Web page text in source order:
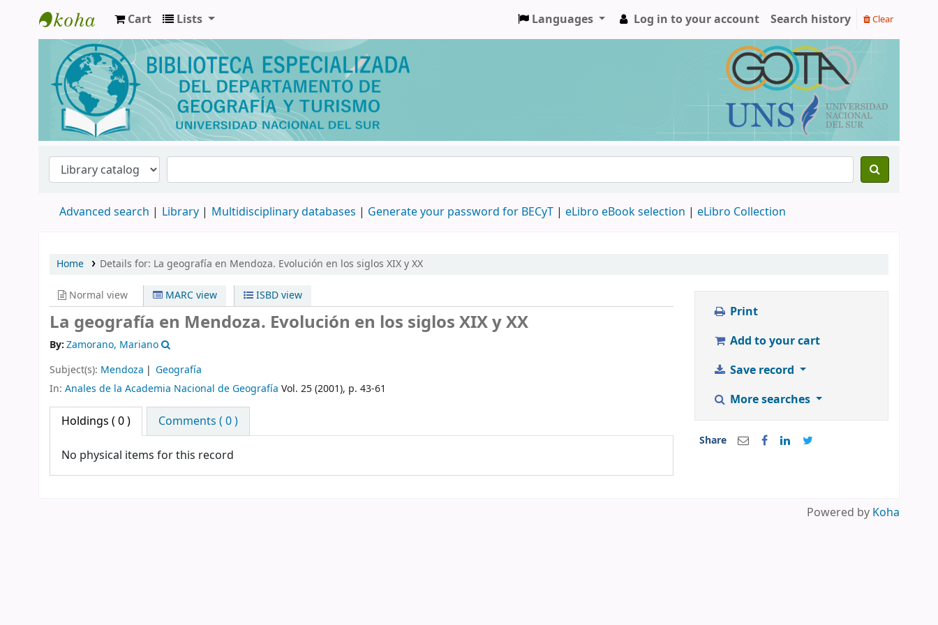
Biblioteca de Geografía y Turismo
Cart Lists Languages Log in to your account Search history Clear
Advanced search Library Multidisciplinary databases | Generate your password for BECyT | eLibro eBook selection | eLibro Collection
Home Details for: La geografía en Mendoza. Evolución en los siglos XIX y XX
Normal view MARC view ISBD view
La geografía en Mendoza. Evolución en los siglos XIX y XX
By:Zamorano, Mariano
Subject(s): Mendoza
Geografía
In: Anales de la Academia Nacional de Geografía Vol. 25 (2001), p. 43-61
Holdings ( 0 ) Comments ( 0 )
No physical items for this record
Print
Add to your cart
Save record
More searches
Share
Powered by Koha